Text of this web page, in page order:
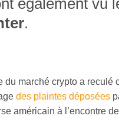
également vu
.
du marché crypto a reculé
des plaintes déposées
américain à l’encontre